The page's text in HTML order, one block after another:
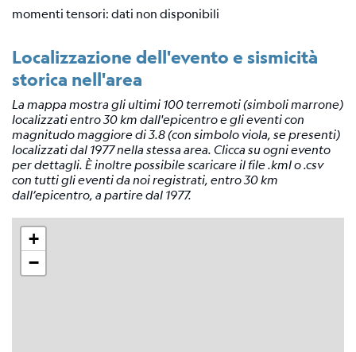
Tensore
Background
scientifico
Bibliografia
Links
relativi
Nestore
Contatti
momenti tensori: dati non disponibili
Localizzazione dell'evento e sismicità
storica nell'area
La mappa mostra gli ultimi 100 terremoti (simboli marrone)
localizzati entro 30 km dall'epicentro e gli eventi con
magnitudo maggiore di 3.8 (con simbolo viola, se presenti)
localizzati dal 1977 nella stessa area. Clicca su ogni evento
per dettagli. È inoltre possibile scaricare il file .kml o .csv
con tutti gli eventi da noi registrati, entro 30 km
dall’epicentro, a partire dal 1977.
+
−